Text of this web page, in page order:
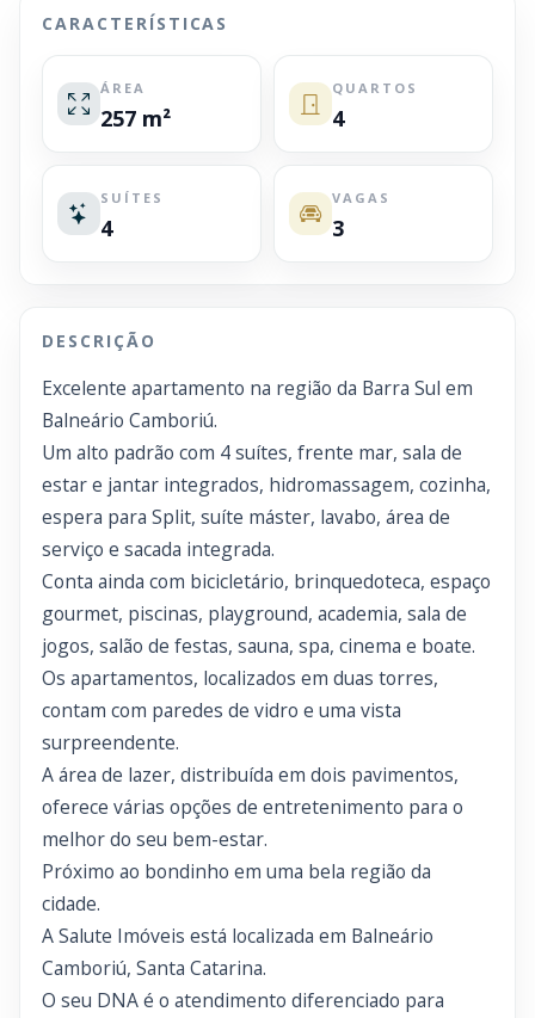
CARACTERÍSTICAS
ÁREA
257 m²
QUARTOS
4
SUÍTES
4
VAGAS
3
DESCRIÇÃO
Excelente apartamento na região da Barra Sul em
Balneário Camboriú.
Um alto padrão com 4 suítes, frente mar, sala de
estar e jantar integrados, hidromassagem, cozinha,
espera para Split, suíte máster, lavabo, área de
serviço e sacada integrada.
Conta ainda com bicicletário, brinquedoteca, espaço
gourmet, piscinas, playground, academia, sala de
jogos, salão de festas, sauna, spa, cinema e boate.
Os apartamentos, localizados em duas torres,
contam com paredes de vidro e uma vista
surpreendente.
A área de lazer, distribuída em dois pavimentos,
oferece várias opções de entretenimento para o
melhor do seu bem-estar.
Próximo ao bondinho em uma bela região da
cidade.
A Salute Imóveis está localizada em Balneário
Camboriú, Santa Catarina.
O seu DNA é o atendimento diferenciado para